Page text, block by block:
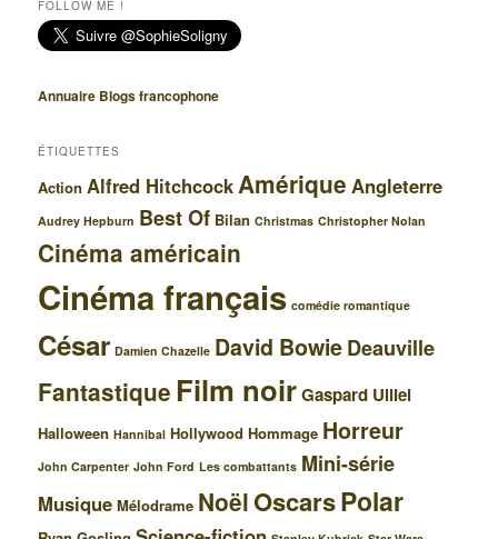
FOLLOW ME !
Annuaire Blogs francophone
ÉTIQUETTES
Action Alfred Hitchcock Amérique Angleterre
Audrey Hepburn Best Of Bilan Christmas Christopher Nolan
Cinéma américain
Cinéma français comédie romantique
César Damien Chazelle David BowieDeauville
Fantastique Film noirGaspard Ulliel
Halloween Hannibal Hollywood Hommage Horreur
John Carpenter John Ford Les combattants Mini-série
Musique Mélodrame Noël OscarsPolar